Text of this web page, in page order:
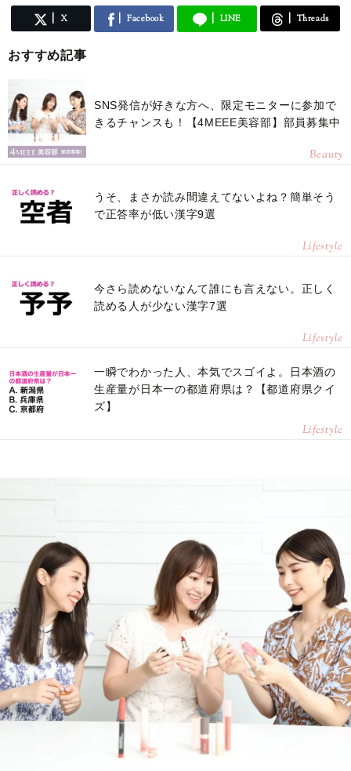
X Facebook LINE Threads
おすすめ記事
SNS発信が好きな方へ、限定モニターに参加で
きるチャンスも！【4MEEE美容部】部員募集中
Beauty
うそ、まさか読み間違えてないよね？簡単そう
で正答率が低い漢字9選
Lifestyle
今さら読めないなんて誰にも言えない。正しく
読める人が少ない漢字7選
Lifestyle
一瞬でわかった人、本気でスゴイよ。日本酒の
生産量が日本一の都道府県は？【都道府県クイ
ズ】
Lifestyle